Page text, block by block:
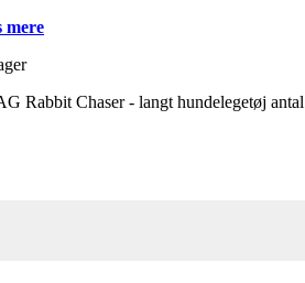
mere
Rabbit Chaser - langt hundelegetøj antal